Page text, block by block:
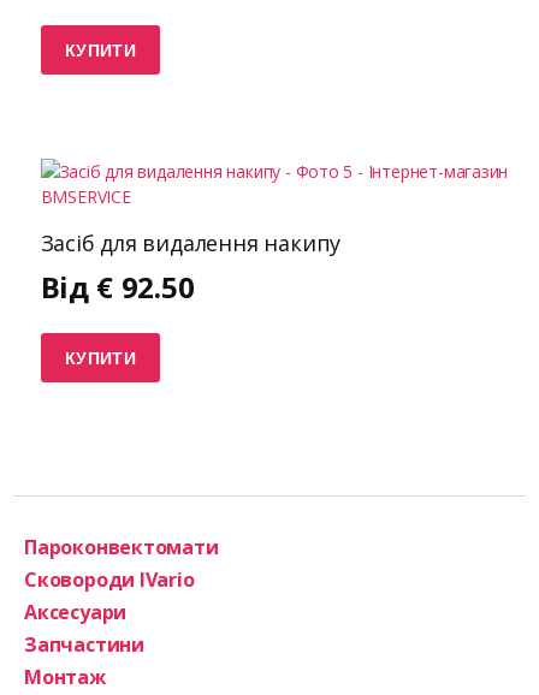
КУПИТИ
Засіб для видалення накипу
Від € 92.50
КУПИТИ
Пароконвектомати
Сковороди IVario
Аксесуари
Запчастини
Монтаж